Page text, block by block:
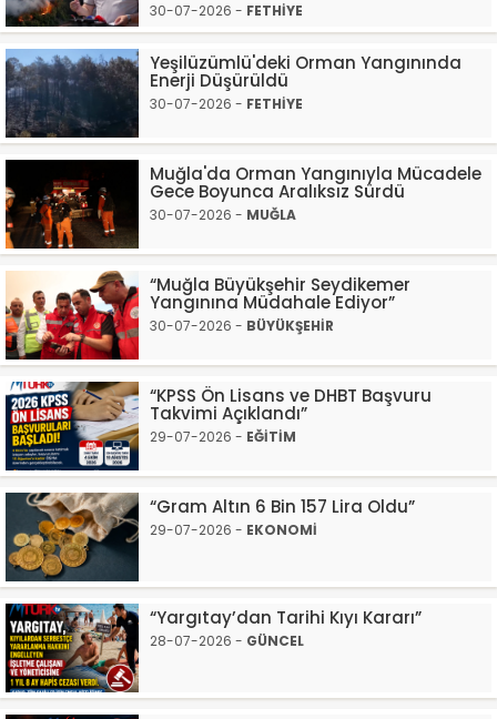
30-07-2026 - FETHİYE
Yeşilüzümlü'deki Orman Yangınında
Enerji Düşürüldü
30-07-2026 - FETHİYE
Muğla'da Orman Yangınıyla Mücadele
Gece Boyunca Aralıksız Sürdü
30-07-2026 - MUĞLA
“Muğla Büyükşehir Seydikemer
Yangınına Müdahale Ediyor”
30-07-2026 - BÜYÜKŞEHİR
“KPSS Ön Lisans ve DHBT Başvuru
Takvimi Açıklandı”
29-07-2026 - EĞİTİM
“Gram Altın 6 Bin 157 Lira Oldu”
29-07-2026 - EKONOMİ
“Yargıtay’dan Tarihi Kıyı Kararı”
28-07-2026 - GÜNCEL